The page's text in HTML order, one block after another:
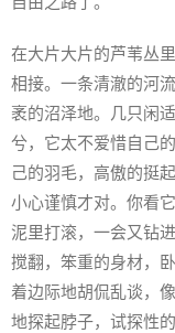
在大片大片的芦苇丛
相接。一条清澈的河
袤的沼泽地。几只闲
兮，它太不爱惜自己
己的羽毛，高傲的挺
小心谨慎才对。你看
泥里打滚，一会又钻
搅翻，笨重的身材，
着边际地胡侃乱谈，
地探起脖子，试探性